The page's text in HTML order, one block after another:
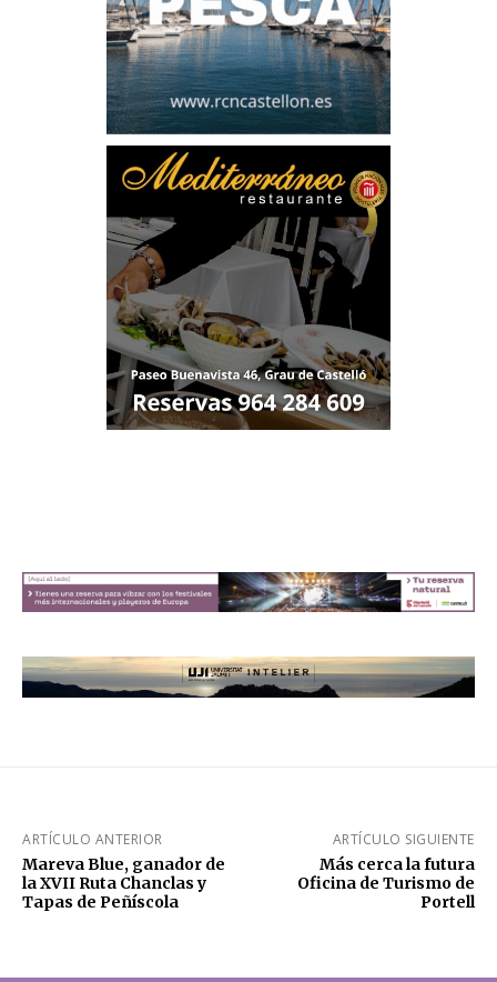
ARTÍCULO ANTERIOR
Mareva Blue, ganador de
la XVII Ruta Chanclas y
Tapas de Peñíscola
ARTÍCULO SIGUIENTE
Más cerca la futura
Oficina de Turismo de
Portell